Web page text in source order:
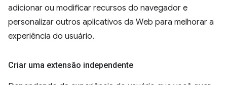
adicionar ou modificar recursos do navegador e
personalizar outros aplicativos da Web para melhorar a
experiência do usuário.
Criar uma extensão independente